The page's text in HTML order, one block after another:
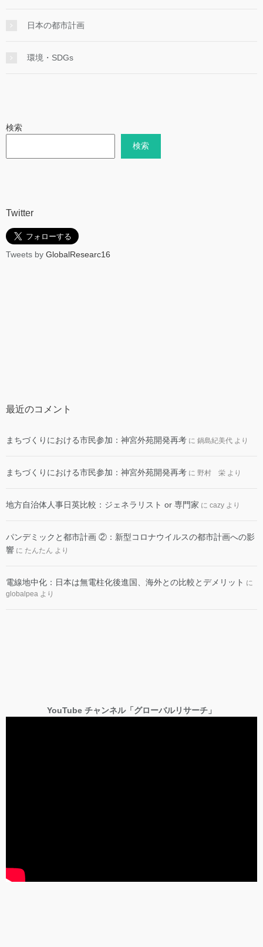
日本の都市計画
環境・SDGs
検索
検索
Twitter
Tweets by GlobalResearc16
最近のコメント
まちづくりにおける市民参加：神宮外苑開発再考 に 鍋島紀美代 より
まちづくりにおける市民参加：神宮外苑開発再考 に 野村 栄 より
地方自治体人事日英比較：ジェネラリスト or 専門家 に cazy より
パンデミックと都市計画 ②：新型コロナウイルスの都市計画への影
響 に たんたん より
電線地中化：日本は無電柱化後進国、海外との比較とデメリット に
globalpea より
YouTube チャンネル「グローバルリサーチ」